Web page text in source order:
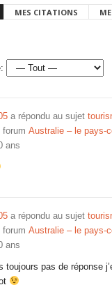
MES CITATIONS
a répondu au sujet
forum Australie – le pays-
ans
a répondu au sujet
forum Australie – le pays-
ans
toujours pas de réponse